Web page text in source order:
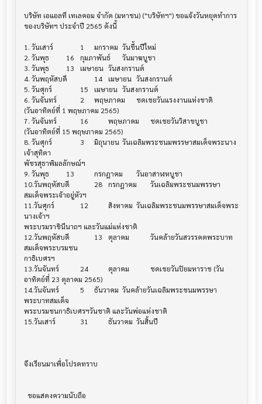
บริษัท เอแอลที เทเลคอม จำกัด (มหาชน) ("บริษัทฯ") ขอแจ้งวันหยุดทำการ
ของบริษัทฯ ประจำปี 2565 ดังนี้
1. วันเสาร์		1	มกราคม 	วันขึ้นปีใหม่
2. วันพุธ	 	16 	กุมภาพันธ์	วันมาฆบูชา
3. วันพุธ		13  	เมษายน 	วันสงกรานต์
4. วันพฤหัสบดี	 	14  	เมษายน 	วันสงกรานต์
5. วันศุกร์		15  	เมษายน 	วันสงกรานต์
6. วันจันทร์	  	2     	พฤษภาคม 	ชดเชยวันแรงงานแห่งชาติ
(วันอาทิตย์ที่ 1 พฤษภาคม 2565)
7. วันจันทร์		16   	พฤษภาคม 	ชดเชยวันวิสาขบูชา
(วันอาทิตย์ที่ 15 พฤษภาคม 2565)
8. วันศุกร์		3	มิถุนายน	วันเฉลิมพระชนมพรรษาสมเด็จพระนาง
เจ้าสุทิดา
พัชรสุธาพิมลลักษณ์ฯ
9. วันพุธ		13   	กรกฎาคม	วันอาสาฬหบูชา
10.วันพฤหัสบดี		28 	กรกฎาคม	วันเฉลิมพระชนมพรรษา
สมเด็จพระเจ้าอยู่หัวฯ
11.วันศุกร์		12   	สิงหาคม	วันเฉลิมพระชนมพรรษาสมเด็จพระ
นางเจ้าฯ
พระบรมราชินีนาถฯ และวันแม่แห่งชาติ
12.วันพฤหัสบดี		13	ตุลาคม		วันคล้ายวันสวรรคตพระบาท
สมเด็จพระบรมชน
กาธิเบศรฯ
13.วันจันทร์	 	24   	ตุลาคม 		ชดเชยวันปิยมหาราช (วัน
อาทิตย์ที่ 23 ตุลาคม 2565)
14.วันจันทร์	 	5     	ธันวาคม 	วันคล้ายวันเฉลิมพระชนมพรรษา
พระบาทสมเด็จ
พระบรมชนกาธิเบศรฯวันชาติ และวันพ่อแห่งชาติ
15.วันเสาร์		31   	ธันวาคม 	วันสิ้นปี
จึงเรียนมาเพื่อโปรดทราบ